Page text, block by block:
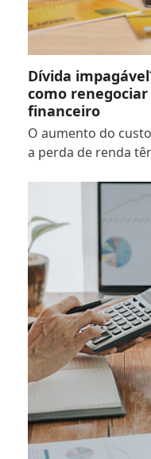
Dívida
como
financeiro
O aumento do
a perda de renda